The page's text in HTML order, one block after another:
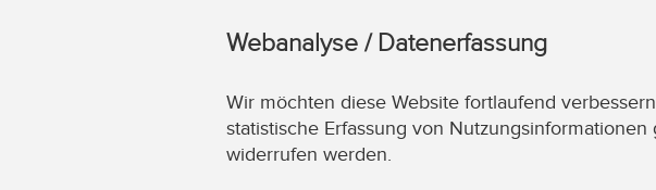
Webanalyse / Datenerfassung
Wir möchten diese Website fortlaufend
statistische Erfassung von
widerrufen werden.